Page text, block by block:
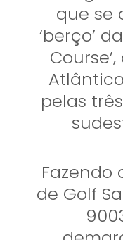
que se
‘berço’
pelas
Fazendo
de Golf